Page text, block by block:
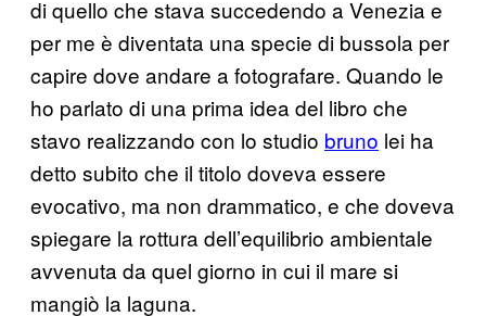
di quello che stava succedendo a Venezia e
per me è diventata una specie di bussola per
capire dove andare a fotografare. Quando le
ho parlato di una prima idea del libro che
stavo realizzando con lo studio bruno lei ha
detto subito che il titolo doveva essere
evocativo, ma non drammatico, e che doveva
spiegare la rottura dell’equilibrio ambientale
avvenuta da quel giorno in cui il mare si
mangiò la laguna.